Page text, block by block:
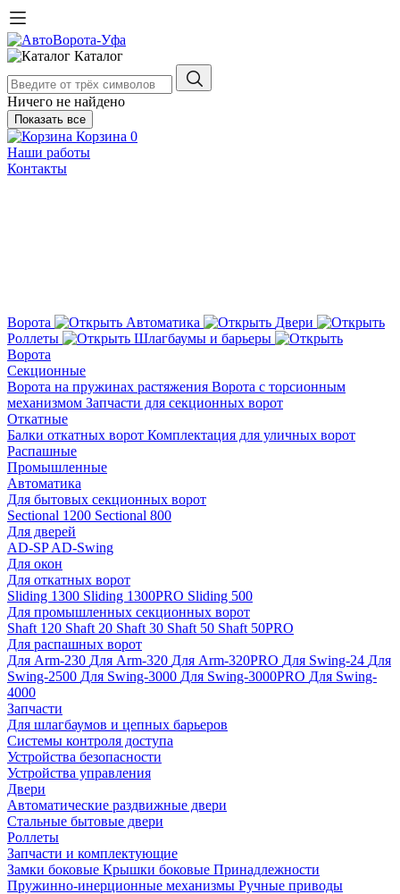
Каталог
Ничего не найдено
Показать все
Корзина 0
Наши работы
Контакты
Ворота Автоматика
Двери
Роллеты
Шлагбаумы и барьеры
Ворота
Секционные
Ворота на пружинах растяжения Ворота с торсионным
механизмом Запчасти для секционных ворот
Откатные
Балки откатных ворот Комплектация для уличных ворот
Распашные
Промышленные
Автоматика
Для бытовых секционных ворот
Sectional 1200 Sectional 800
Для дверей
AD-SPAD-Swing
Для окон
Для откатных ворот
Sliding 1300 Sliding 1300PRO Sliding 500
Для промышленных секционных ворот
Shaft 120 Shaft 20 Shaft 30 Shaft 50 Shaft 50PRO
Для распашных ворот
Для Arm-230 Для Arm-320 Для Arm-320PRO Для Swing-24 Для
Swing-2500 Для Swing-3000 Для Swing-3000PRO Для Swing-
4000
Запчасти
Для шлагбаумов и цепных барьеров
Системы контроля доступа
Устройства безопасности
Устройства управления
Двери
Автоматические раздвижные двери
Стальные бытовые двери
Роллеты
Запчасти и комплектующие
Замки боковые Крышки боковые Принадлежности
Пружинно-инерционные механизмы Ручные приводы